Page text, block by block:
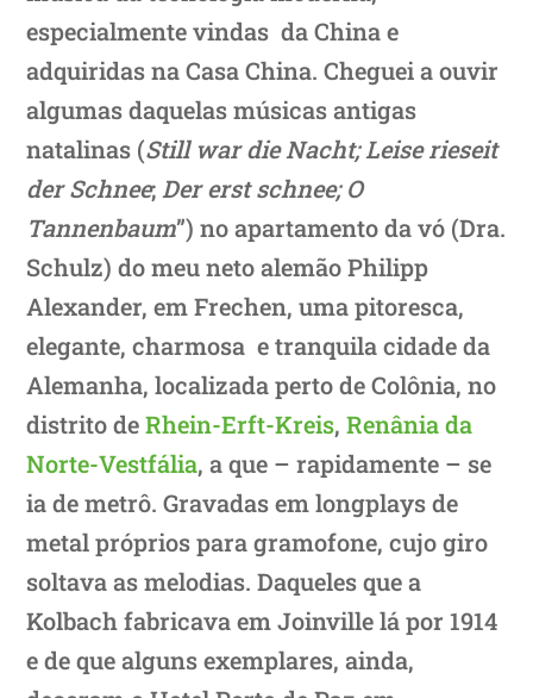
especialmente vindas da China e
adquiridas na Casa China. Cheguei a ouvir
algumas daquelas músicas antigas
natalinas (Still war die Nacht; Leise rieseit
der Schnee; Der erst schnee; O
Tannenbaum”) no apartamento da vó (Dra.
Schulz) do meu neto alemão Philipp
Alexander, em Frechen, uma pitoresca,
elegante, charmosa e tranquila cidade da
Alemanha, localizada perto de Colônia, no
distrito deRhein-Erft-Kreis,Renânia da
Norte-Vestfália, a que – rapidamente – se
ia de metrô. Gravadas em longplays de
metal próprios para gramofone, cujo giro
soltava as melodias. Daqueles que a
Kolbach fabricava em Joinville lá por 1914
e de que alguns exemplares, ainda,